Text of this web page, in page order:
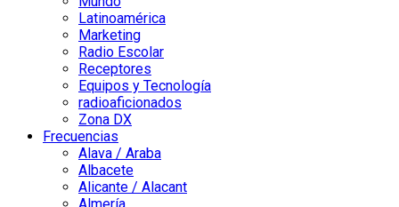
Latinoamérica
Marketing
Radio Escolar
Receptores
Equipos y Tecnología
radioaficionados
Zona DX
Frecuencias
Alava / Araba
Albacete
Alicante / Alacant